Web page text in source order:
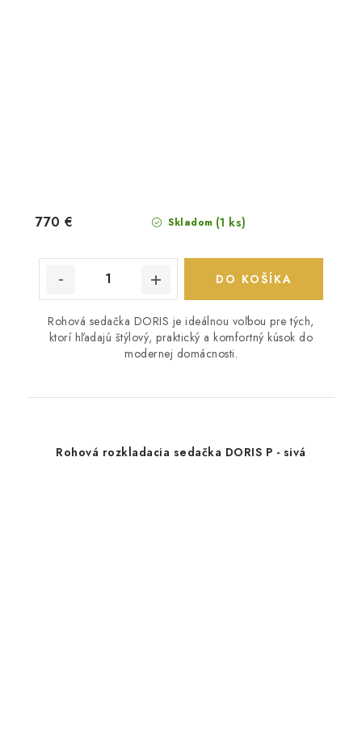
Skladom (1 ks)
770 €
DO KOŠÍKA
Rohová sedačka DORIS je ideálnou voľbou pre tých,
ktorí hľadajú štýlový, praktický a komfortný kúsok do
modernej domácnosti.
Rohová rozkladacia sedačka DORIS P - sivá